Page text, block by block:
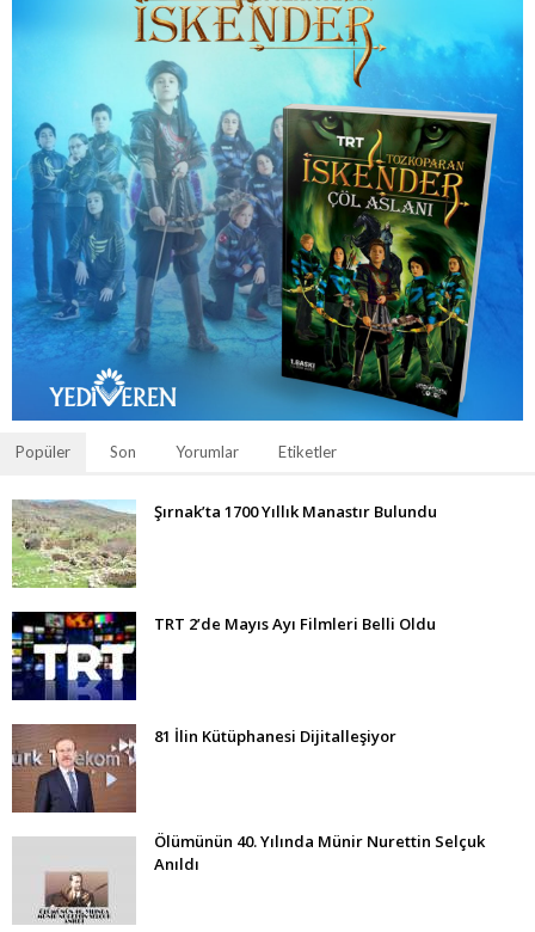
Popüler Son Yorumlar Etiketler
Şırnak’ta 1700 Yıllık Manastır Bulundu
TRT 2’de Mayıs Ayı Filmleri Belli Oldu
81 İlin Kütüphanesi Dijitalleşiyor
Ölümünün 40. Yılında Münir Nurettin Selçuk
Anıldı